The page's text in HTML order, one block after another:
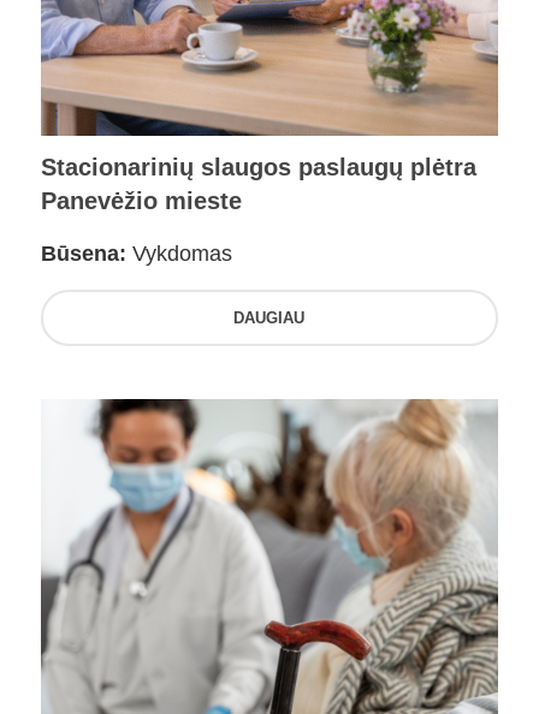
Stacionarinių slaugos paslaugų plėtra
Panevėžio mieste
Būsena: Vykdomas
DAUGIAU